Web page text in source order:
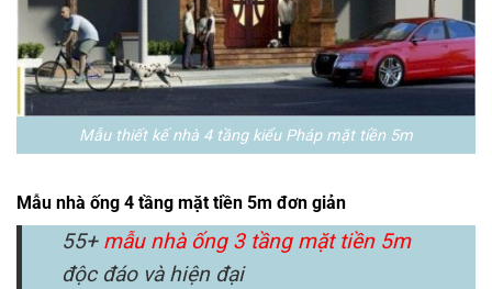
Mẫu thiết kế nhà 4 tầng kiểu Pháp mặt tiền 5m
Mẫu nhà ống 4 tầng mặt tiền 5m đơn giản
55+ mẫu nhà ống 3 tầng mặt tiền 5m
độc đáo và hiện đại